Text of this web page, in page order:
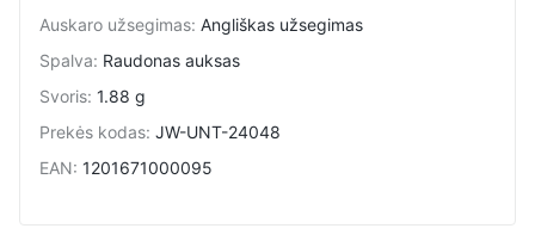
Auskaro užsegimas: Angliškas užsegimas
Spalva: Raudonas auksas
Svoris: 1.88 g
Prekės kodas: JW-UNT-24048
EAN: 1201671000095